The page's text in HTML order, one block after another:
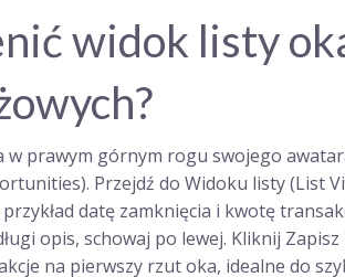
widok listy
w prawym górnym rogu swojego
Przejdź do Widoku listy (List
datę zamknięcia i kwotę
opis, schowaj po lewej. Kliknij
na pierwszy rzut oka, idealne do